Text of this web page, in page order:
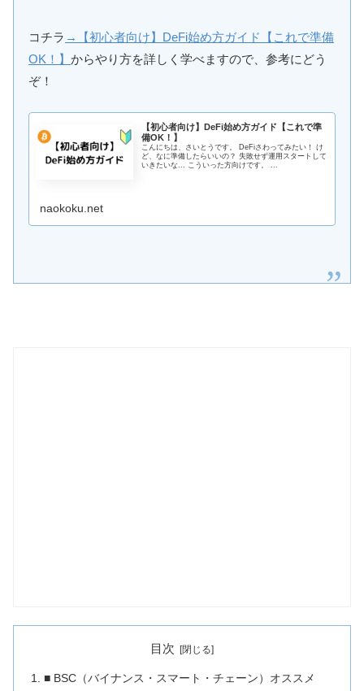
コチラ →【初心者向け】DeFi始め方ガイド【これで準備
OK！】 からやり方を詳しく学べますので、参考にどう
ぞ！
【初心者向け】DeFi始め方ガイド【これで準
備OK！】
こんにちは、さいとうです。 DeFiさわってみたい！ け
ど、なに準備したらいいの？ 失敗せず運用スタートして
いきたいな... こういった方向けです。 ...
naokoku.net
目次
■ BSC（バイナンス・スマート・チェーン）オススメ